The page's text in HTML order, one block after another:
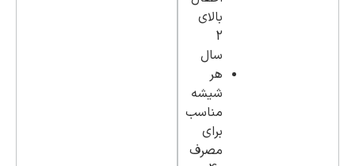
بالای
2
سال
هر
شیشه
مناسب
برای
مصرف